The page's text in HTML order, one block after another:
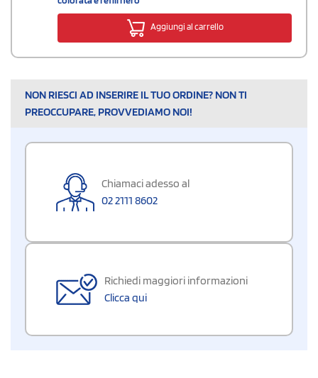
Aggiungi al carrello
NON RIESCI AD INSERIRE IL TUO ORDINE? NON TI
PREOCCUPARE, PROVVEDIAMO NOI!
Chiamaci adesso al
02 2111 8602
Richiedi maggiori informazioni
Clicca qui